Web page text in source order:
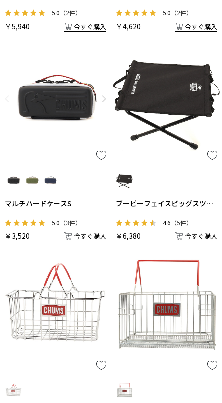
5.0 （2件）
￥5,940 今すぐ購入
5.0 （2件）
￥4,620 今すぐ購入
マルチハードケースS
5.0 （3件）
￥3,520 今すぐ購入
ブービーフェイスビッグスツー
4.6 （5件）
￥6,380 今すぐ購入